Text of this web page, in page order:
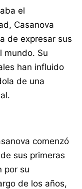
el
Casanova
de expresar sus
mundo. Su
han influido
de una
comenzó
sus primeras
por su
de los años,